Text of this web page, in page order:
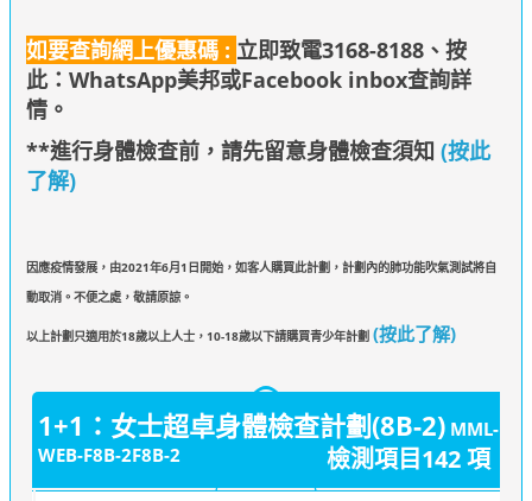
如要查詢網上優惠碼 : 立即致電3168-8188、 按
此：WhatsApp美邦或Facebook inbox查詢詳
情。
**進行身體檢查前，請先留意身體檢查須知 (按此
了解)
因應疫情發展，由2021年6月1日開始，如客人購買此計劃，計劃內的肺功能吹氣測試將自
動取消。不便之處，敬請原諒。
以上計劃只適用於18歲以上人士，10-18歲以下請購買青少年計劃 (按此了解)
1+1：女士超卓身體檢查計劃(8B-2) MML-
WEB-F8B-2F8B-2
檢測項目142 項